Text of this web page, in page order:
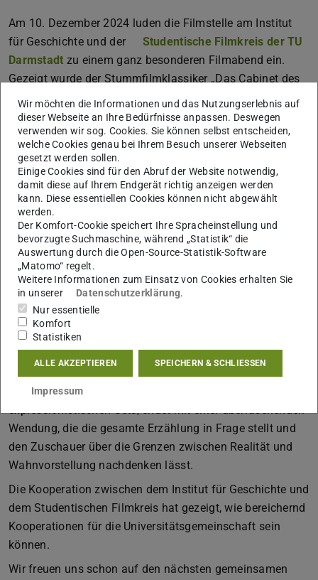
Am 10. Dezember 2024 luden die Filmstelle am Institut
für Geschichte und der
Studentische Filmkreis der TU
Darmstadt zu einem ganz besonderen Filmabend ein.
Gezeigt wurde der Stummfilmklassiker „Das Cabinet des
Dr. Galigari“ aus dem Jahr 1920 – ein echtes Highlight,
das nicht nur Filmfans begeisterte.
Der Abend wurde von
Prof. Dr. Nicolai Hannigfeierlich
eröffnet, der alle Anwesenden in das Thema des Films
einführte. Unter den Gästen befanden sich nicht nur die
TeilnehmerInnen seines Oberseminars, sondern auch viele
weitere Studierende und MitarbeiterInnen der Universität.
Das Audimax gut gefüllt!
Ein besonderes Highlight des Abends war die
musikalische Begleitung des Films durch ein kleines
Orchester. Die Live-Musik verlieh dem Filmabend eine
außergewöhnliche Atmosphäre.
Infos zum gezeigten Film: „Das Cabinet des Dr. Caligari"
ist ein deutscher Stummfilm von 1920, der eine
Realitätsverzerrung erzählt. Der Film, bekannt für seine
expressionistischen Sets, endet mit einer überraschenden
Wendung, die die gesamte Erzählung in Frage stellt und
den Zuschauer über die Grenzen zwischen Realität und
Wahnvorstellung nachdenken lässt.
Die Kooperation zwischen dem Institut für Geschichte und
dem Studentischen Filmkreis hat gezeigt, wie bereichernd
Kooperationen für die Universitätsgemeinschaft sein
können.
Wir freuen uns schon auf den nächsten gemeinsamen
Wir möchten die Informationen und das Nutzungserlebnis auf
dieser Webseite an Ihre Bedürfnisse anpassen. Deswegen
verwenden wir sog. Cookies. Sie können selbst entscheiden,
welche Cookies genau bei Ihrem Besuch unserer Webseiten
gesetzt werden sollen.
Einige Cookies sind für den Abruf der Website notwendig,
damit diese auf Ihrem Endgerät richtig anzeigen werden
kann. Diese essentiellen Cookies können nicht abgewählt
werden.
Der Komfort-Cookie speichert Ihre Spracheinstellung und
bevorzugte Suchmaschine, während „Statistik“ die
Auswertung durch die Open-Source-Statistik-Software
„Matomo“ regelt.
Weitere Informationen zum Einsatz von Cookies erhalten Sie
in unserer
Datenschutzerklärung.
Nur essentielle
Komfort
Statistiken
ALLE AKZEPTIEREN SPEICHERN & SCHLIESSEN
Impressum